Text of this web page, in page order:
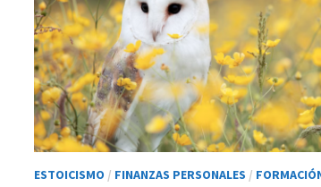
ESTOICISMO / FINANZAS PERSONALES /
podamos
mejorar la
funcionalidad
y estructura
de la web, en
base a cómo
se usa la web.